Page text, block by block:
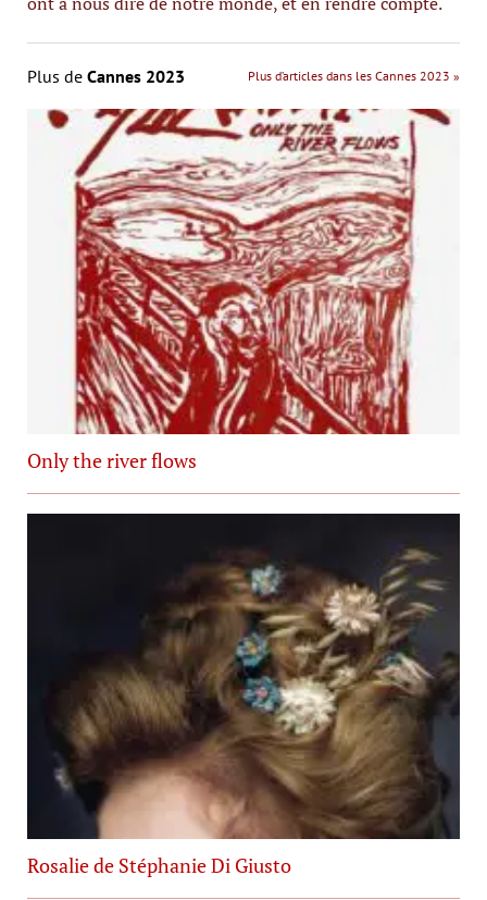
Plus de Cannes 2023 Plus d’articles dans les Cannes 2023 »
Only the river flows
Rosalie de Stéphanie Di Giusto